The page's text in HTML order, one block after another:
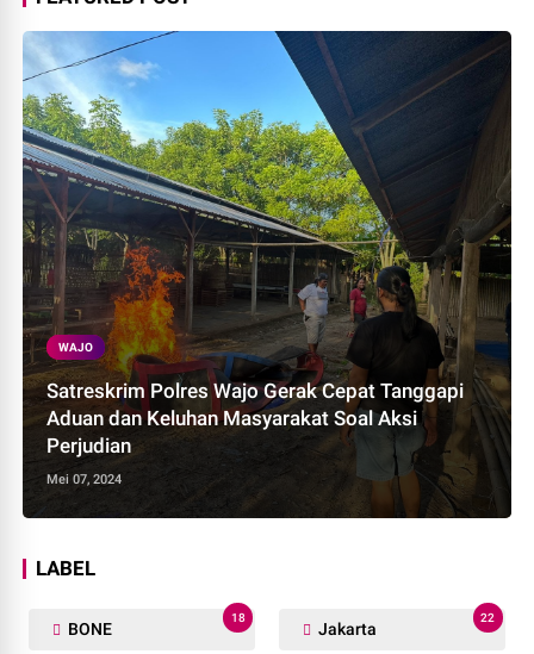
WAJO
Satreskrim Polres Wajo Gerak Cepat Tanggapi
Aduan dan Keluhan Masyarakat Soal Aksi
Perjudian
Mei 07, 2024
LABEL
BONE
18
Jakarta
22